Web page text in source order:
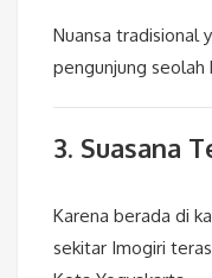
Nuansa tradisional
pengunjung seolah
3. Suasana
Karena berada di
sekitar Imogiri